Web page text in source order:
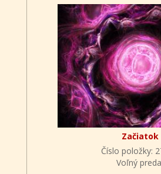
Začiatok
Číslo položky:
Voľný